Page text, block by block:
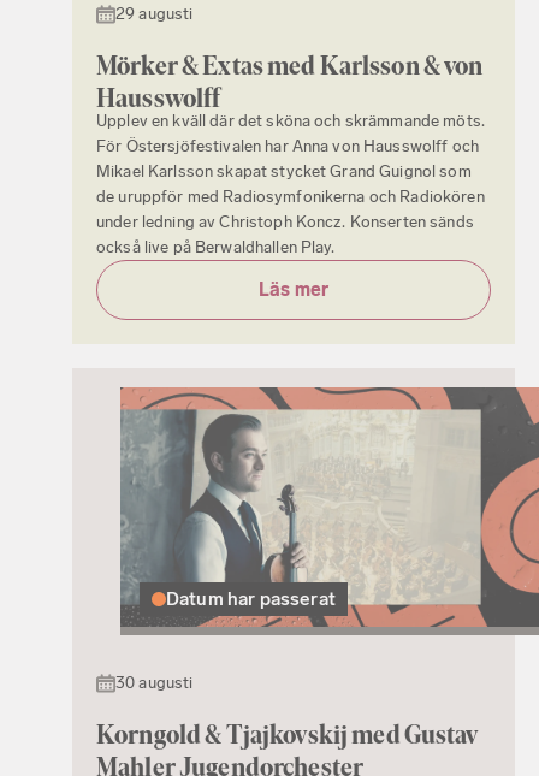
29 augusti
Mörker & Extas med Karlsson & von
Hausswolff
Upplev en kväll där det sköna och skrämmande möts.
För Östersjöfestivalen har Anna von Hausswolff och
Mikael Karlsson skapat stycket Grand Guignol som
de uruppför med Radiosymfonikerna och Radiokören
under ledning av Christoph Koncz. Konserten sänds
också live på Berwaldhallen Play.
Läs mer
Datum har passerat
30 augusti
Korngold & Tjajkovskij med Gustav
Mahler Jugendorchester